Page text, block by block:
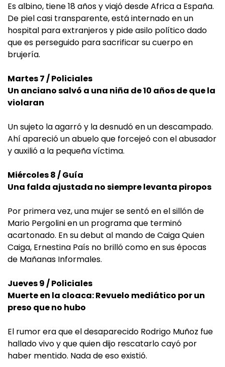
Es albino, tiene 18 años y viajó desde Africa a España.
De piel casi transparente, está internado en un
hospital para extranjeros y pide asilo político dado
que es perseguido para sacrificar su cuerpo en
brujería.
Martes 7 / Policiales
Un anciano salvó a una niña de 10 años de que la
violaran
Un sujeto la agarró y la desnudó en un descampado.
Ahí apareció un abuelo que forcejeó con el abusador
y auxilió a la pequeña víctima.
Miércoles 8 / Guía
Una falda ajustada no siempre levanta piropos
Por primera vez, una mujer se sentó en el sillón de
Mario Pergolini en un programa que terminó
acartonado. En su debut al mando de Caiga Quien
Caiga, Ernestina País no brilló como en sus épocas
de Mañanas Informales.
Jueves 9 / Policiales
Muerte en la cloaca: Revuelo mediático por un
preso que no hubo
El rumor era que el desaparecido Rodrigo Muñoz fue
hallado vivo y que quien dijo rescatarlo cayó por
haber mentido. Nada de eso existió.